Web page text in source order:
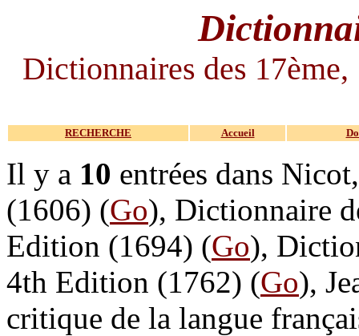
Dictionnaires des 17ème,
RECHERCHE Accueil
Il y a 10 entrées dans
(1606) (Go), Dictionnaire
Edition (1694) (Go),
4th Edition (1762) (Go),
critique de la langue